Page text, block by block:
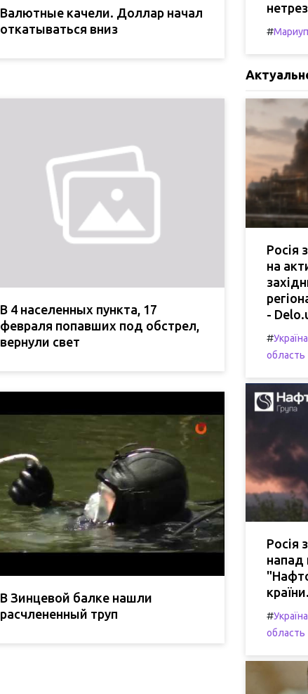
Валютные качели. Доллар начал
откатываться вниз
В 4 населенных пункта, 17
февраля попавших под обстрел,
вернули свет
В Зинцевой балке нашли
расчлененный труп
#
Росія
на
-
#Україна
область
Росія
напад
країни.
#Україна
область